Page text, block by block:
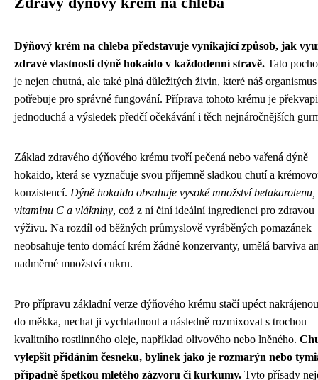
Dýňový krém na chleba představuje vynikající způsob, jak
zdravé vlastnosti dýně hokaido v každodenní stravě. Tato
je nejen chutná, ale také plná důležitých živin, které náš organismus
potřebuje pro správné fungování. Příprava tohoto krému je
jednoduchá a výsledek předčí očekávání i těch nejnáročnějších
Základ zdravého dýňového krému tvoří pečená nebo vařená dýně
hokaido, která se vyznačuje svou příjemně sladkou chutí a
konzistencí. Dýně hokaido obsahuje vysoké množství betakarotenu,
vitaminu C a vlákniny, což z ní činí ideální ingredienci pro zdravou
výživu. Na rozdíl od běžných průmyslově vyráběných pomazánek
neobsahuje tento domácí krém žádné konzervanty, umělá barviva
nadměrné množství cukru.
Pro přípravu základní verze dýňového krému stačí upéct
do měkka, nechat ji vychladnout a následně rozmixovat s trochou
kvalitního rostlinného oleje, například olivového nebo lněného.
vylepšit přidáním česneku, bylinek jako je rozmarýn nebo
případně špetkou mletého zázvoru či kurkumy. Tyto přísady